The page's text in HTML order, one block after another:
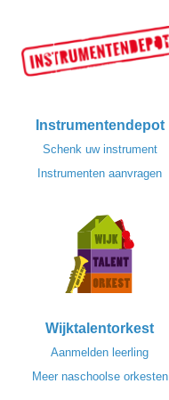
Instrumentendepot
Schenk uw instrument
Instrumenten aanvragen
Wijktalentorkest
Aanmelden leerling
Meer naschoolse orkesten